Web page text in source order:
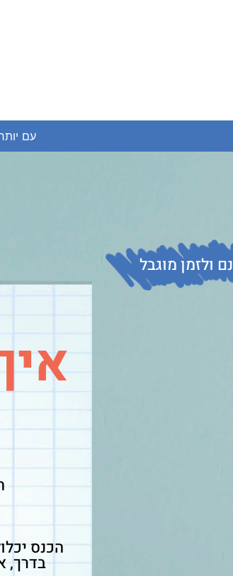
עם
ולזמן מוגבל
הכנס
בדרך,